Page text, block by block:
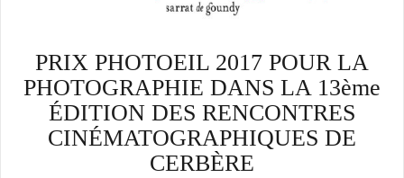
PRIX PHOTOEIL 2017 POUR LA
PHOTOGRAPHIE DANS LA 13ème
ÉDITION DES RENCONTRES
CINÉMATOGRAPHIQUES DE
CERBÈRE